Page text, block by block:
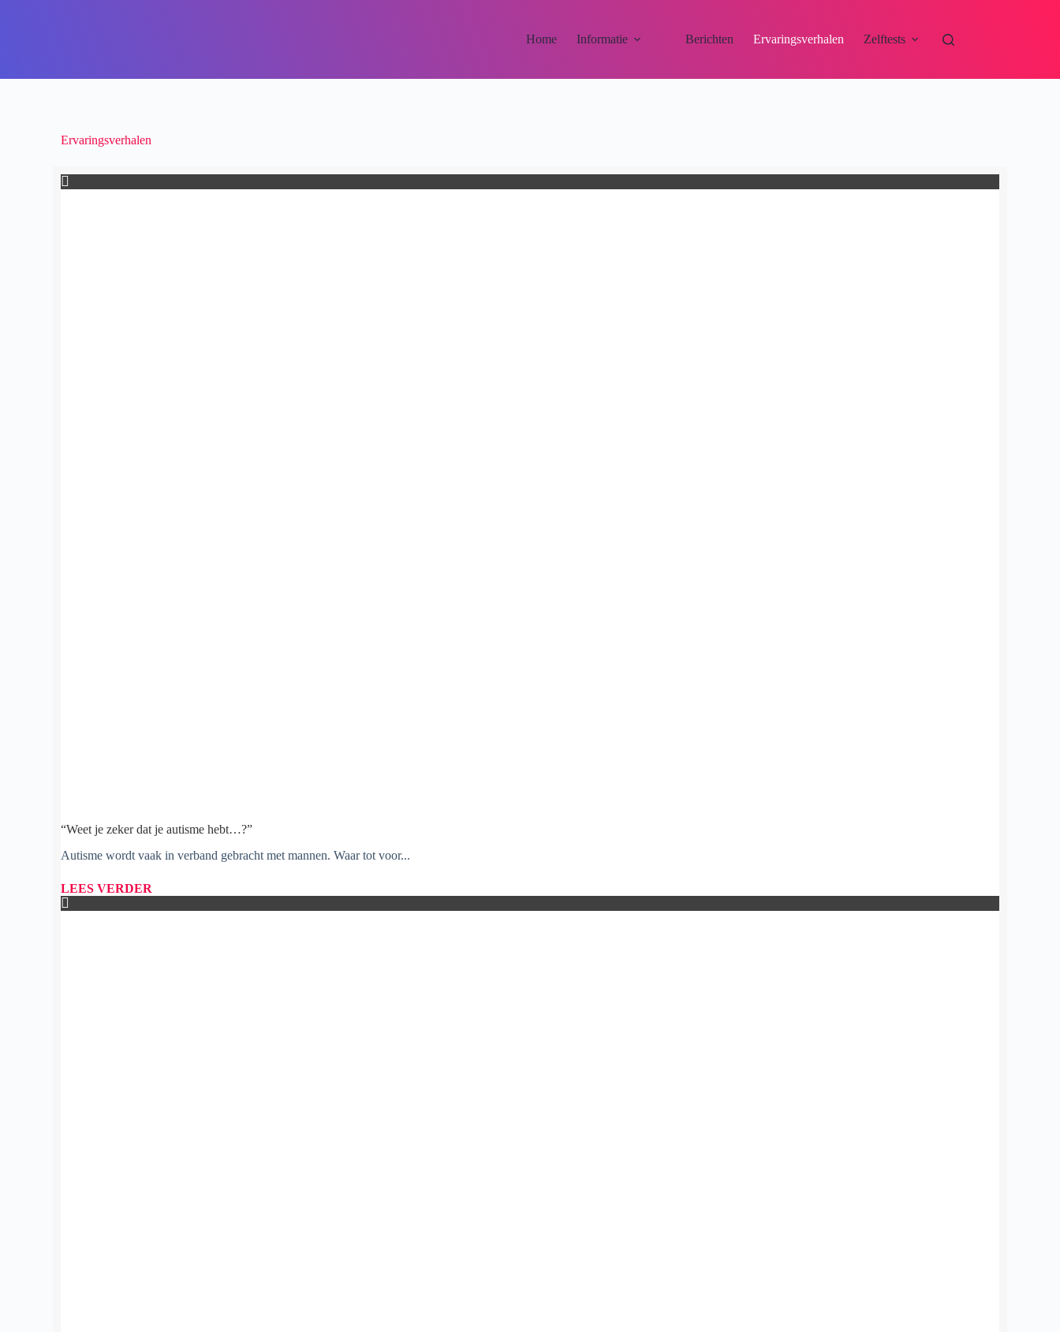
Home Informatie Berichten Ervaringsverhalen Zelftests
Ervaringsverhalen
“Weet je zeker dat je autisme hebt…?”
Autisme wordt vaak in verband gebracht met mannen. Waar tot voor...
LEES VERDER